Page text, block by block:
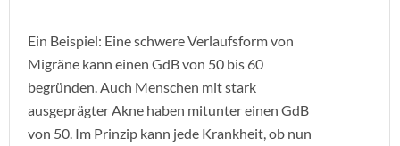
Ein Beispiel: Eine schwere Verlaufsform von
Migräne kann einen GdB von 50 bis 60
begründen. Auch Menschen mit stark
ausgeprägter Akne haben mitunter einen GdB
von 50. Im Prinzip kann jede Krankheit, ob nun